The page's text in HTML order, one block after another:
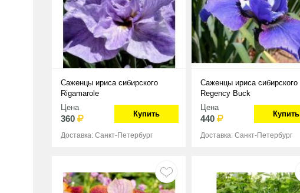
Саженцы ириса сибирского
Rigamarole
Цена
360 Купить
Доставка: Санкт-Петербург
Саженцы ириса сибирского
Regency Buck
Цена
440 Купить
Доставка: Санкт-Петербург